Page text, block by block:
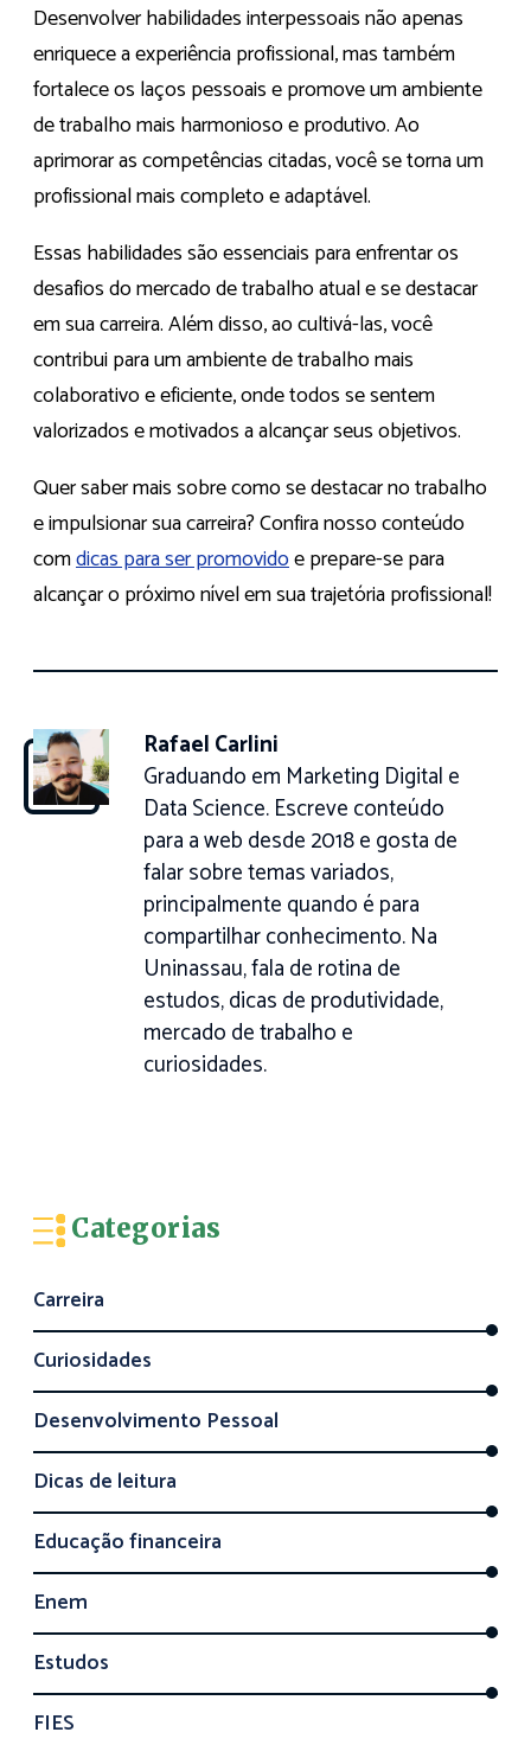
Desenvolver habilidades interpessoais não apenas
enriquece a experiência profissional, mas também
fortalece os laços pessoais e promove um ambiente
de trabalho mais harmonioso e produtivo. Ao
aprimorar as competências citadas, você se torna um
profissional mais completo e adaptável.
Essas habilidades são essenciais para enfrentar os
desafios do mercado de trabalho atual e se destacar
em sua carreira. Além disso, ao cultivá-las, você
contribui para um ambiente de trabalho mais
colaborativo e eficiente, onde todos se sentem
valorizados e motivados a alcançar seus objetivos.
Quer saber mais sobre como se destacar no trabalho
e impulsionar sua carreira? Confira nosso conteúdo
comdicas para ser promovidoe prepare-se para
alcançar o próximo nível em sua trajetória profissional!
Rafael Carlini
Graduando em Marketing Digital e
Data Science. Escreve conteúdo
para a web desde 2018 e gosta de
falar sobre temas variados,
principalmente quando é para
compartilhar conhecimento. Na
Uninassau, fala de rotina de
estudos, dicas de produtividade,
mercado de trabalho e
curiosidades.
Categorias
Carreira
Curiosidades
Desenvolvimento Pessoal
Dicas de leitura
Educação financeira
Enem
Estudos
FIES